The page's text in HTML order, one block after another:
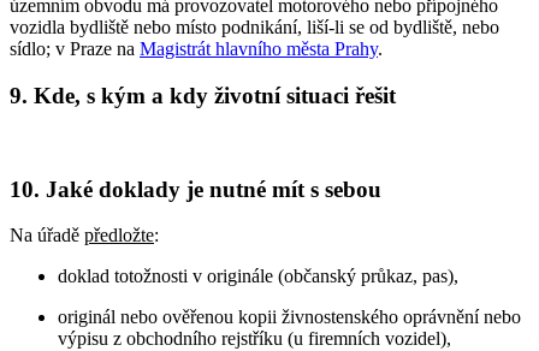
územním obvodu má provozovatel motorového nebo přípojného
vozidla bydliště nebo místo podnikání, liší-li se od bydliště, nebo
sídlo; v Praze na Magistrát hlavního města Prahy.
9. Kde, s kým a kdy životní situaci řešit
10. Jaké doklady je nutné mít s sebou
Na úřadě předložte:
doklad totožnosti v originále (občanský průkaz, pas),
originál nebo ověřenou kopii živnostenského oprávnění nebo
výpisu z obchodního rejstříku (u firemních vozidel),